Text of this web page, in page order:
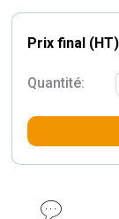
Prix final (HT)
Quantité: